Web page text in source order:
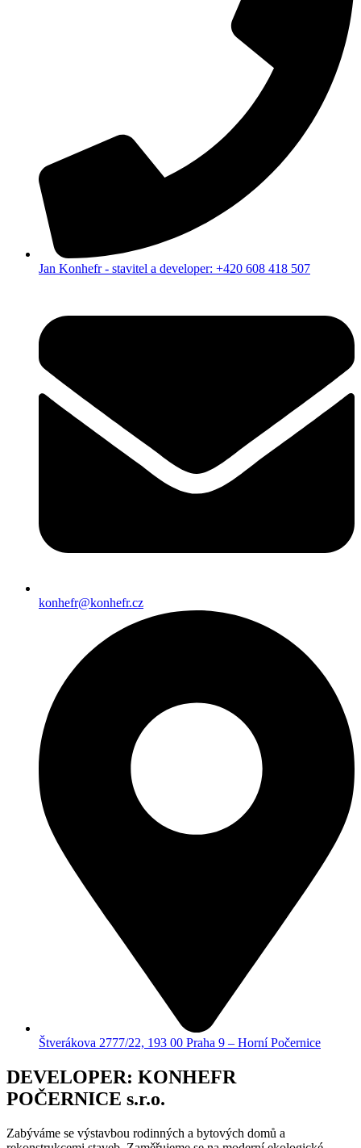
Jan Konhefr - stavitel a developer: +420 608 418 507
konhefr@konhefr.cz
Štverákova 2777/22, 193 00 Praha 9 – Horní Počernice
DEVELOPER: KONHEFR
POČERNICE s.r.o.
Zabýváme se výstavbou rodinných a bytových domů a